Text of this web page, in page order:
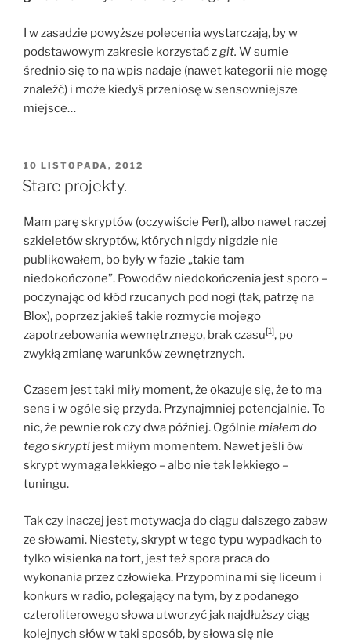
I w zasadzie powyższe polecenia wystarczają, by w
podstawowym zakresie korzystać zgit. W sumie
średnio się to na wpis nadaje (nawet kategorii nie mogę
znaleźć) i może kiedyś przeniosę w sensowniejsze
miejsce…
OPUBLIKOWANE
W
10 LISTOPADA, 2012
Stare projekty.
Mam parę skryptów (oczywiście Perl), albo nawet raczej
szkieletów skryptów, których nigdy nigdzie nie
publikowałem, bo były w fazie „takie tam
niedokończone”. Powodów niedokończenia jest sporo –
poczynając od kłód rzucanych pod nogi (tak, patrzę na
Blox), poprzez jakieś takie rozmycie mojego
zapotrzebowania wewnętrznego, brak czasu[1], po
zwykłą zmianę warunków zewnętrznych.
Czasem jest taki miły moment, że okazuje się, że to ma
sens i w ogóle się przyda. Przynajmniej potencjalnie. To
nic, że pewnie rok czy dwa później. Ogólnie miałem do
tego skrypt! jest miłym momentem. Nawet jeśli ów
skrypt wymaga lekkiego – albo nie tak lekkiego –
tuningu.
Tak czy inaczej jest motywacja do ciągu dalszego zabaw
ze słowami. Niestety, skrypt w tego typu wypadkach to
tylko wisienka na tort, jest też spora praca do
wykonania przez człowieka. Przypomina mi się liceum i
konkurs w radio, polegający na tym, by z podanego
czteroliterowego słowa utworzyć jak najdłuższy ciąg
kolejnych słów w taki sposób, by słowa się nie